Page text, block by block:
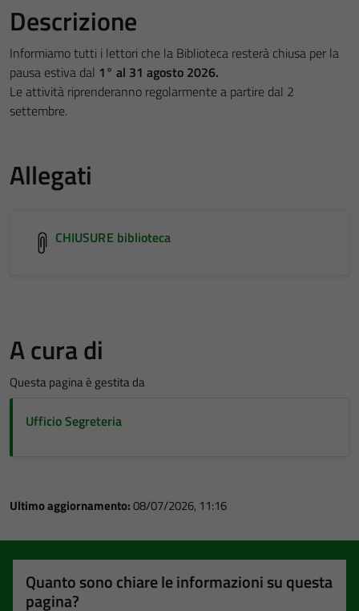
Descrizione
Informiamo tutti i lettori che la Biblioteca resterà chiusa per la
pausa estiva dal 1° al 31 agosto 2026.
Le attività riprenderanno regolarmente a partire dal 2
settembre.
Allegati
CHIUSURE biblioteca
A cura di
Questa pagina è gestita da
Ufficio Segreteria
Ultimo aggiornamento:08/07/2026, 11:16
Quanto sono chiare le informazioni su questa
pagina?